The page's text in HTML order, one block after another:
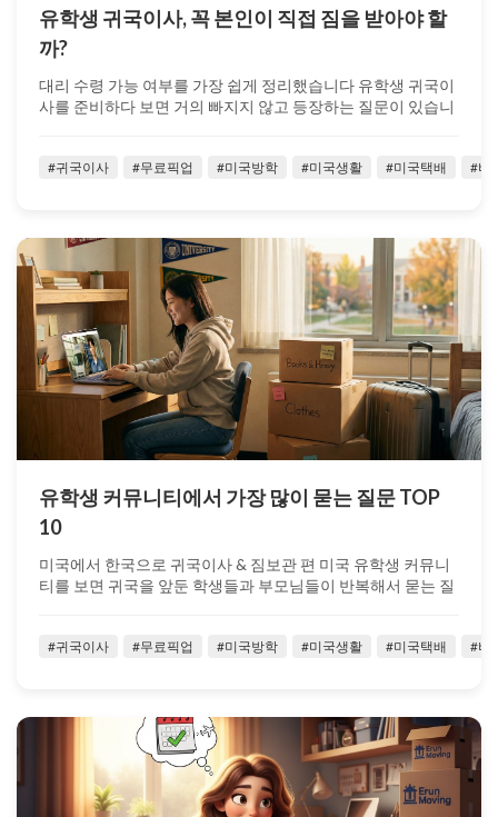
유학생 귀국이사, 꼭 본인이 직접 짐을 받아야 할
까?
대리 수령 가능 여부를 가장 쉽게 정리했습니다 유학생 귀국이
사를 준비하다 보면 거의 빠지지 않고 등장하는 질문이 있습니
#귀국이사 #무료픽업 #미국방학 #미국생활 #미국택배 #벼
유학생 커뮤니티에서 가장 많이 묻는 질문 TOP
10
미국에서 한국으로 귀국이사 & 짐보관 편 미국 유학생 커뮤니
티를 보면 귀국을 앞둔 학생들과 부모님들이 반복해서 묻는 질
#귀국이사 #무료픽업 #미국방학 #미국생활 #미국택배 #벼